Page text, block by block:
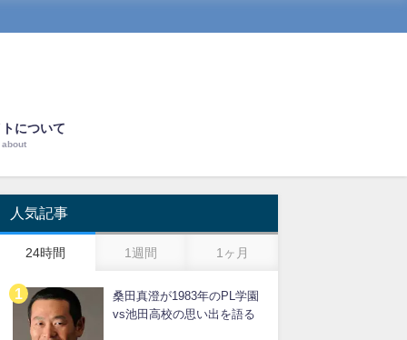
について
about
人気記事
24時間 1週間 1ヶ月
桑田真澄が1983年のPL学園
vs池田高校の思い出を語る